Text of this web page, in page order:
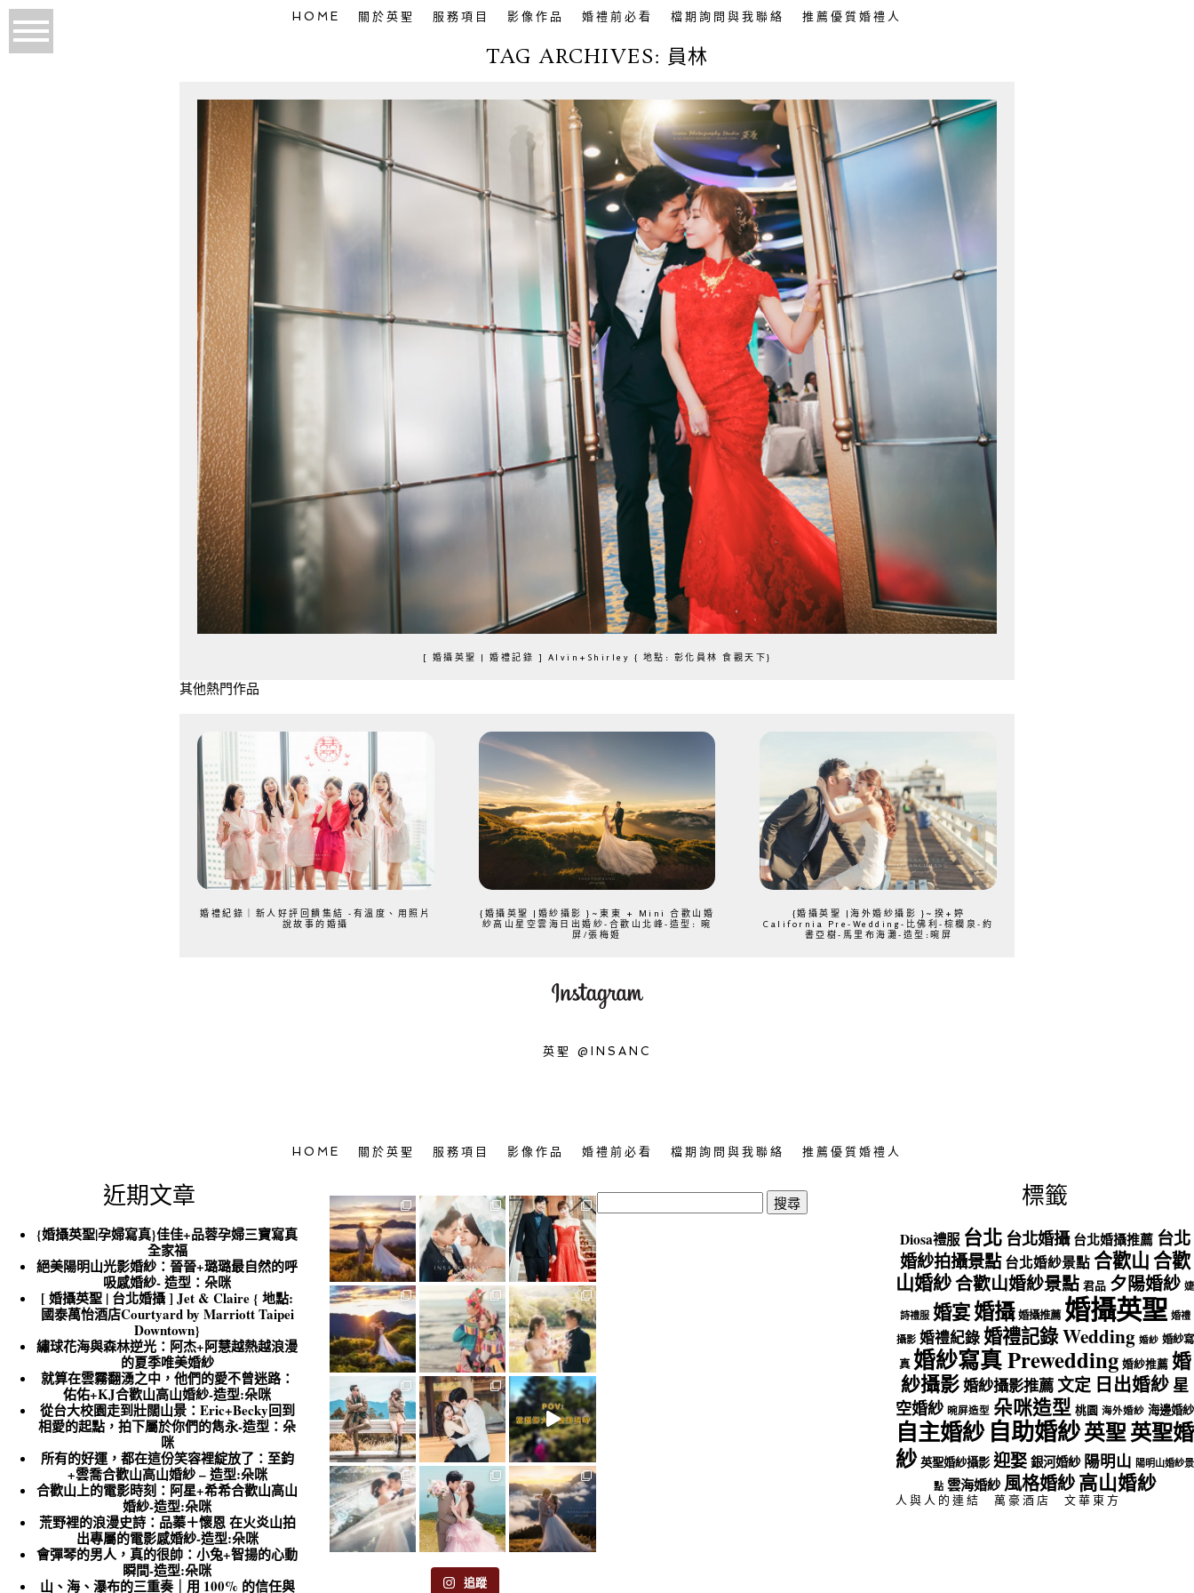
HOME 關於英聖 服務項目 影像作品 婚禮前必看 檔期詢問與我聯絡 推薦優質婚禮人
TAG ARCHIVES: 員林
[ 婚攝英聖 | 婚禮記錄 ] Alvin+Shirley { 地點: 彰化員林 食觀天下}
其他熱門作品
婚禮紀錄｜新人好評回饋集結 -有溫度、用照片
說故事的婚攝
{婚攝英聖 |婚紗攝影 }~東東 + Mini 合歡山婚
紗高山星空雲海日出婚紗-合歡山北峰-造型: 晼
屏/張梅姬
{婚攝英聖 |海外婚紗攝影 }~揆+婷
California Pre-Wedding-比佛利-棕櫚泉-約
書亞樹-馬里布海灘-造型:晼屏
英聖 @INSANC
HOME 關於英聖 服務項目 影像作品 婚禮前必看 檔期詢問與我聯絡 推薦優質婚禮人
近期文章
{婚攝英聖|孕婦寫真}佳佳+品蓉孕婦三寶寫真
全家福
絕美陽明山光影婚紗：晉晉+璐璐最自然的呼
吸感婚紗- 造型：朵咪
[ 婚攝英聖 | 台北婚攝 ] Jet & Claire { 地點:
國泰萬怡酒店Courtyard by Marriott Taipei
Downtown}
繡球花海與森林逆光：阿杰+阿慧越熱越浪漫
的夏季唯美婚紗
就算在雲霧翻湧之中，他們的愛不曾迷路：
佑佑+KJ合歡山高山婚紗-造型:朵咪
從台大校園走到壯闊山景：Eric+Becky回到
相愛的起點，拍下屬於你們的雋永-造型：朵
咪
所有的好運，都在這份笑容裡綻放了：至鈞
+雲喬合歡山高山婚紗 – 造型:朵咪
合歡山上的電影時刻：阿星+希希合歡山高山
婚紗-造型:朵咪
荒野裡的浪漫史詩：品蓁＋懷恩 在火炎山拍
出專屬的電影感婚紗-造型:朵咪
會彈琴的男人，真的很帥：小兔+智揚的心動
瞬間-造型:朵咪
山、海、瀑布的三重奏｜用 100% 的信任與
追蹤
搜
尋
標籤
Diosa禮服 台北 台北婚攝 台北婚攝推薦 台北
婚紗拍攝景點 台北婚紗景點 合歡山合歡
山婚紗合歡山婚紗景點 君品 夕陽婚紗 婕
詩禮服 婚宴婚攝 婚攝推薦 婚攝英聖 婚禮
攝影 婚禮紀錄婚禮記錄 Wedding 婚紗 婚紗寫
真 婚紗寫真 Prewedding 婚紗推薦 婚
紗攝影婚紗攝影推薦文定 日出婚紗星
空婚紗 晼屏造型 朵咪造型 桃園 海外婚紗 海邊婚紗
自主婚紗 自助婚紗英聖英聖婚
紗 英聖婚紗攝影 迎娶銀河婚紗 陽明山 陽明山婚紗景
點 雲海婚紗 風格婚紗高山婚紗
人與人的連結 萬豪酒店 文華東方